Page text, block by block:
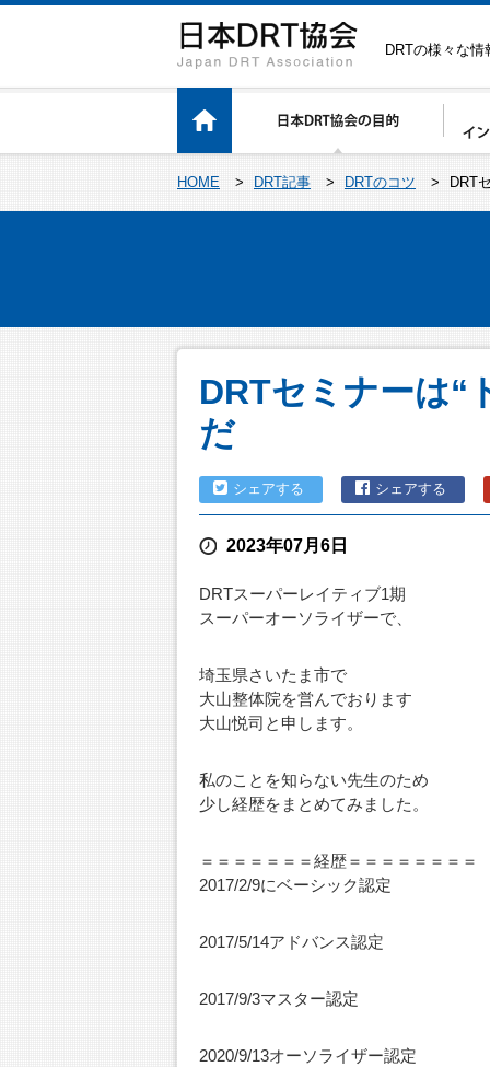
DRTの様々な情
HOME > DRT記事 > DRTのコツ > DRT
DRTセミナーは“
だ
シェアする シェアする
2023年07月6日
DRTスーパーレイティブ1期
スーパーオーソライザーで、
埼玉県さいたま市で
大山整体院を営んでおります
大山悦司と申します。
私のことを知らない先生のため
少し経歴をまとめてみました。
＝＝＝＝＝＝＝経歴＝＝＝＝＝＝＝＝
2017/2/9にベーシック認定
2017/5/14アドバンス認定
2017/9/3マスター認定
2020/9/13オーソライザー認定